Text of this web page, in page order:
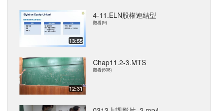
13:55
4-11.ELN股權連結型
觀看(9)
12:31
Chap11.2-3.MTS
觀看(508)